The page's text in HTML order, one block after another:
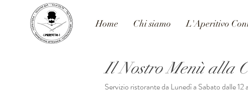
Home Chi siamo L'Aperitivo
Il Nostro Menù alla
Servizio ristorante da Lunedì a Sabato dalle 12